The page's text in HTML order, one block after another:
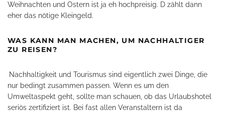
Weihnachten und Ostern ist ja eh hochpreisig. D zählt dann
eher das nötige Kleingeld.
WAS KANN MAN MACHEN, UM NACHHALTIGER
ZU REISEN?
Nachhaltigkeit und Tourismus sind eigentlich zwei Dinge, die
nur bedingt zusammen passen. Wenn es um den
Umweltaspekt geht, sollte man schauen, ob das Urlaubshotel
seriös zertifiziert ist. Bei fast allen Veranstaltern ist da